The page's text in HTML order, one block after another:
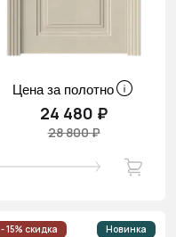
Цена за полотно
24 480 ₽
28 800 ₽
- 15% скидка Новинка